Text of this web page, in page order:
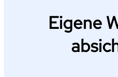
Eigene